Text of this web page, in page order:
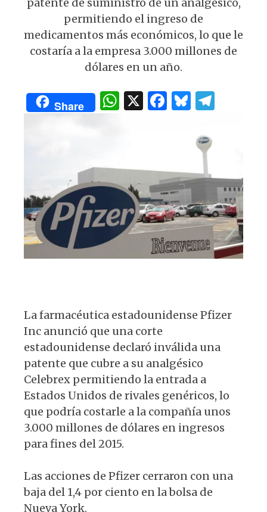
A
p
p
b
o
o
k
y ra
m
permitiendo el ingreso de
medicamentos más económicos, lo que le
costaría a la empresa 3.000 millones de
dólares en un año.
Share
W
A
p
p
X F
b
o
o
k
B
es
k
y ra
m
La farmacéutica estadounidense Pfizer
Inc anunció que una corte
estadounidense declaró inválida una
patente que cubre a su analgésico
Celebrex permitiendo la entrada a
Estados Unidos de rivales genéricos, lo
que podría costarle a la compañía unos
3.000 millones de dólares en ingresos
para fines del 2015.
Las acciones de Pfizer cerraron con una
baja del 1,4 por ciento en la bolsa de
Nueva York.